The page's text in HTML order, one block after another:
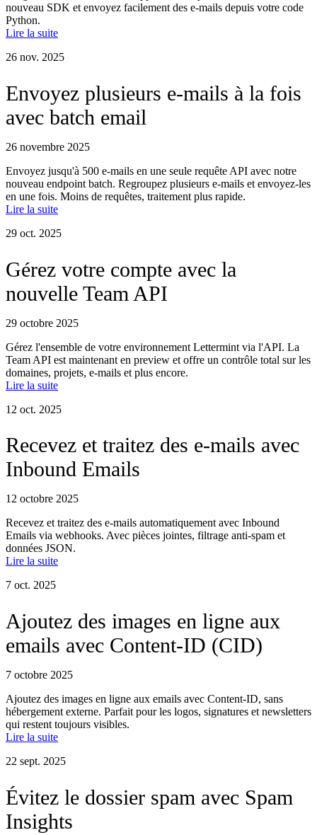
nouveau SDK et envoyez facilement des e-mails depuis votre code
Python.
Lire la suite
26 nov. 2025
Envoyez plusieurs e-mails à la fois
avec batch email
26 novembre 2025
Envoyez jusqu'à 500 e-mails en une seule requête API avec notre
nouveau endpoint batch. Regroupez plusieurs e-mails et envoyez-les
en une fois. Moins de requêtes, traitement plus rapide.
Lire la suite
29 oct. 2025
Gérez votre compte avec la
nouvelle Team API
29 octobre 2025
Gérez l'ensemble de votre environnement Lettermint via l'API. La
Team API est maintenant en preview et offre un contrôle total sur les
domaines, projets, e-mails et plus encore.
Lire la suite
12 oct. 2025
Recevez et traitez des e-mails avec
Inbound Emails
12 octobre 2025
Recevez et traitez des e-mails automatiquement avec Inbound
Emails via webhooks. Avec pièces jointes, filtrage anti-spam et
données JSON.
Lire la suite
7 oct. 2025
Ajoutez des images en ligne aux
emails avec Content-ID (CID)
7 octobre 2025
Ajoutez des images en ligne aux emails avec Content-ID, sans
hébergement externe. Parfait pour les logos, signatures et newsletters
qui restent toujours visibles.
Lire la suite
22 sept. 2025
Évitez le dossier spam avec Spam
Insights